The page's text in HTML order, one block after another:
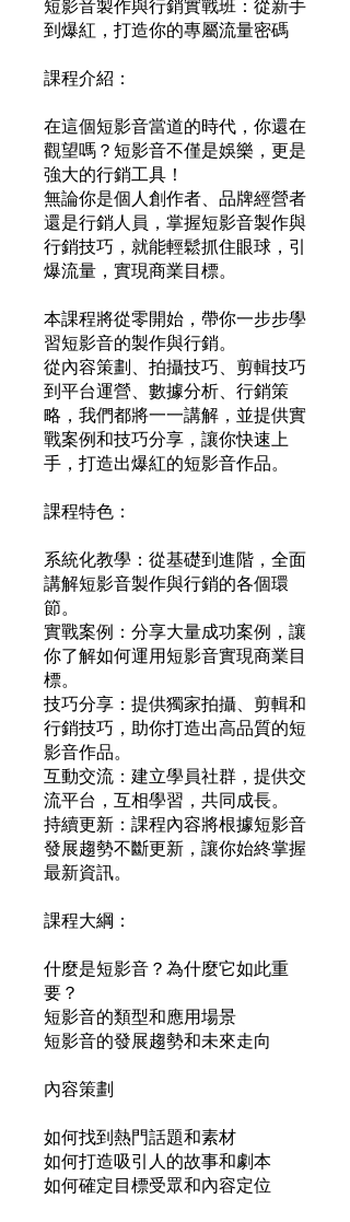
短影音製作與行銷實戰班：從新手
到爆紅，打造你的專屬流量密碼
課程介紹：
在這個短影音當道的時代，你還在
觀望嗎？短影音不僅是娛樂，更是
強大的行銷工具！
無論你是個人創作者、品牌經營者
還是行銷人員，掌握短影音製作與
行銷技巧，就能輕鬆抓住眼球，引
爆流量，實現商業目標。
本課程將從零開始，帶你一步步學
習短影音的製作與行銷。
從內容策劃、拍攝技巧、剪輯技巧
到平台運營、數據分析、行銷策
略，我們都將一一講解，並提供實
戰案例和技巧分享，讓你快速上
手，打造出爆紅的短影音作品。
課程特色：
系統化教學：從基礎到進階，全面
講解短影音製作與行銷的各個環
節。
實戰案例：分享大量成功案例，讓
你了解如何運用短影音實現商業目
標。
技巧分享：提供獨家拍攝、剪輯和
行銷技巧，助你打造出高品質的短
影音作品。
互動交流：建立學員社群，提供交
流平台，互相學習，共同成長。
持續更新：課程內容將根據短影音
發展趨勢不斷更新，讓你始終掌握
最新資訊。
課程大綱：
什麼是短影音？為什麼它如此重
要？
短影音的類型和應用場景
短影音的發展趨勢和未來走向
內容策劃
如何找到熱門話題和素材
如何打造吸引人的故事和劇本
如何確定目標受眾和內容定位